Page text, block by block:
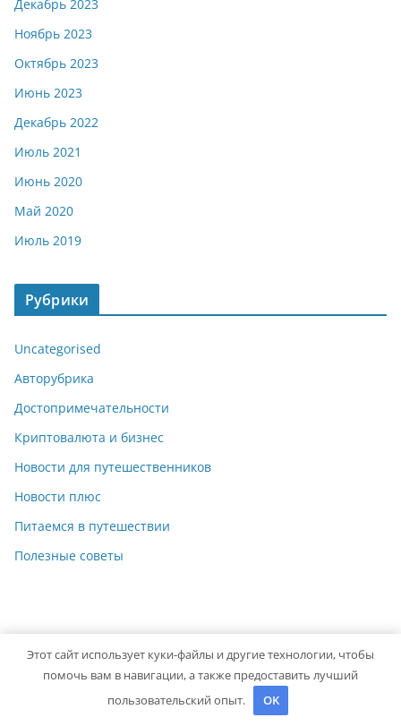
Декабрь 2023
Ноябрь 2023
Октябрь 2023
Июнь 2023
Декабрь 2022
Июль 2021
Июнь 2020
Май 2020
Июль 2019
Рубрики
Uncategorised
Авторубрика
Достопримечательности
Криптовалюта и бизнес
Новости для путешественников
Новости плюс
Питаемся в путешествии
Полезные советы
Copyright © 2026 Travelbox27. Powered byColorMagand
Этот сайт использует куки-файлы и другие технологии, чтобы
помочь вам в навигации, а также предоставить лучший
пользовательский опыт.
OK